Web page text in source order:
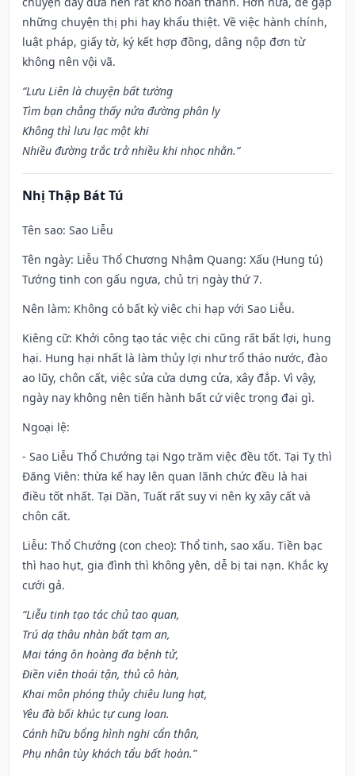
những chuyện thị phi hay khẩu thiệt. Về việc hành chính,
luật pháp, giấy tờ, ký kết hợp đồng, dâng nộp đơn từ
không nên vội vã.
“Lưu Liên là chuyện bất tường
Tìm bạn chẳng thấy nửa đường phân ly
Không thì lưu lạc một khi
Nhiều đường trắc trở nhiều khi nhọc nhằn.”
Nhị Thập Bát Tú
Tên sao: Sao Liễu
Tên ngày: Liễu Thổ Chương Nhậm Quang: Xấu (Hung tú)
Tướng tinh con gấu ngựa, chủ trị ngày thứ 7.
Nên làm: Không có bất kỳ việc chi hạp với Sao Liễu.
Kiêng cữ: Khởi công tạo tác việc chi cũng rất bất lợi, hung
hại. Hung hại nhất là làm thủy lợi như trổ tháo nước, đào
ao lũy, chôn cất, việc sửa cửa dựng cửa, xây đắp. Vì vậy,
ngày nay không nên tiến hành bất cứ việc trọng đại gì.
Ngoại lệ:
- Sao Liễu Thổ Chướng tại Ngọ trăm việc đều tốt. Tại Tỵ thì
Đăng Viên: thừa kế hay lên quan lãnh chức đều là hai
điều tốt nhất. Tại Dần, Tuất rất suy vi nên kỵ xây cất và
chôn cất.
Liễu: Thổ Chướng (con cheo): Thổ tinh, sao xấu. Tiền bạc
thì hao hụt, gia đình thì không yên, dễ bị tai nạn. Khắc kỵ
cưới gả.
“Liễu tinh tạo tác chủ tao quan,
Trú dạ thâu nhàn bất tạm an,
Mai táng ôn hoàng đa bệnh tử,
Điền viên thoái tận, thủ cô hàn,
Khai môn phóng thủy chiêu lung hạt,
Yêu đà bối khúc tự cung loan.
Cánh hữu bổng hình nghi cẩn thận,
Phụ nhân tùy khách tẩu bất hoàn.”